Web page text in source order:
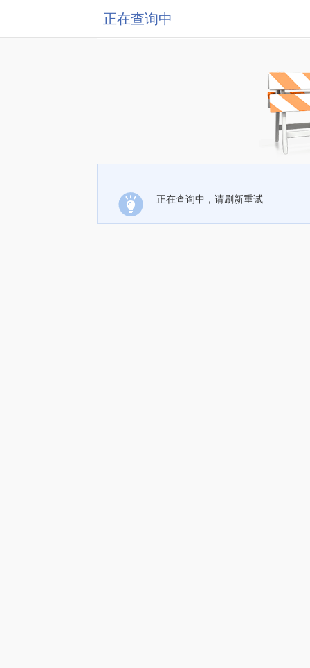
正在查询中
正在查询中，请刷新重试